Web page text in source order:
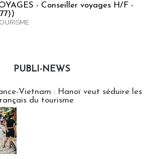
- Conseiller voyages H/F -
PUBLI-NEWS
Vietnam : Hanoï veut séduire les
du tourisme